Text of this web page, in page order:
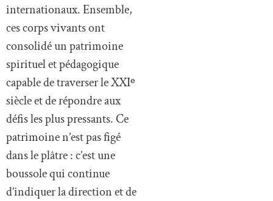
internationaux. Ensemble,
ces corps vivants ont
consolidé un patrimoine
spirituel et pédagogique
capable de traverser le XXIᵉ
siècle et de répondre aux
défis les plus pressants. Ce
patrimoine n’est pas figé
dans le plâtre : c’est une
boussole qui continue
d’indiquer la direction et de